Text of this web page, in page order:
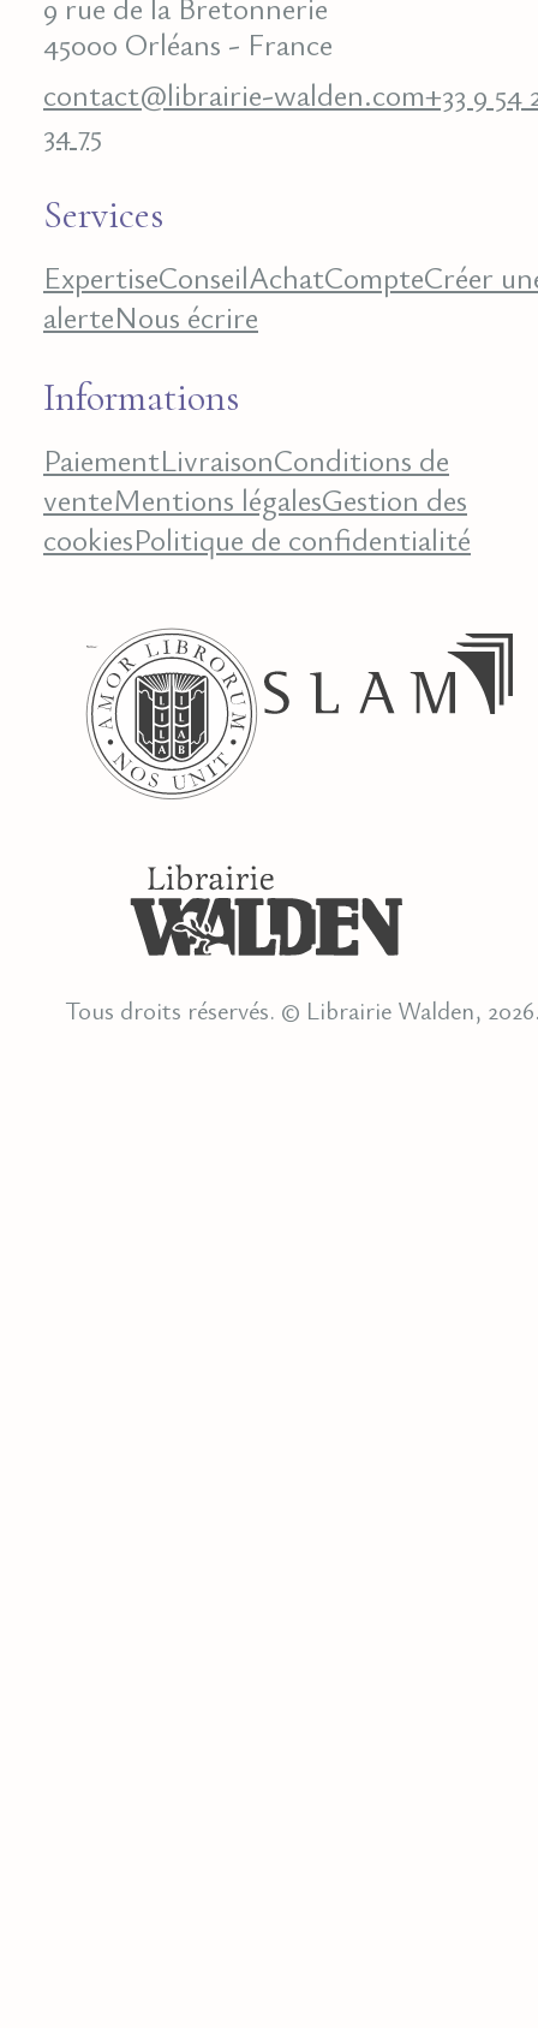
45000 Orléans - France
contact@librairie-walden.com+33 9 54
34 75
Services
ExpertiseConseilAchatCompteCréer
alerteNous écrire
Informations
PaiementLivraisonConditions de
venteMentions légalesGestion des
cookiesPolitique de confidentialité
Tous droits réservés. © Librairie Walden,